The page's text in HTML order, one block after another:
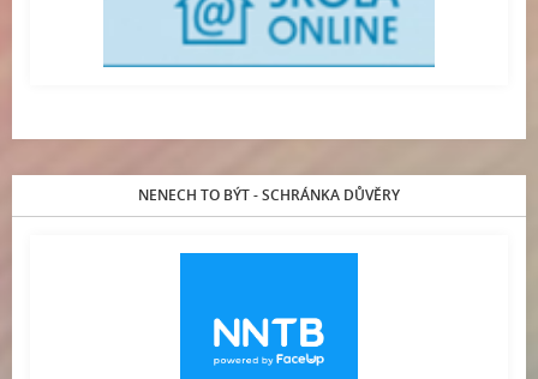
NENECH TO BÝT - SCHRÁNKA DŮVĚRY